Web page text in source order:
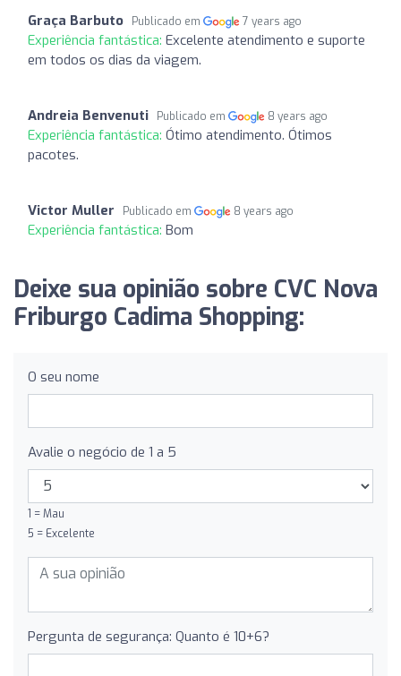
Graça Barbuto Publicado em 7 years ago
Experiência fantástica: Excelente atendimento e suporte
em todos os dias da viagem.
Andreia Benvenuti Publicado em 8 years ago
Experiência fantástica: Ótimo atendimento. Ótimos
pacotes.
Victor Muller Publicado em 8 years ago
Experiência fantástica: Bom
Deixe sua opinião sobre CVC Nova
Friburgo Cadima Shopping:
O seu nome
Avalie o negócio de 1 a 5
1 = Mau
5 = Excelente
Pergunta de segurança: Quanto é 10+6?